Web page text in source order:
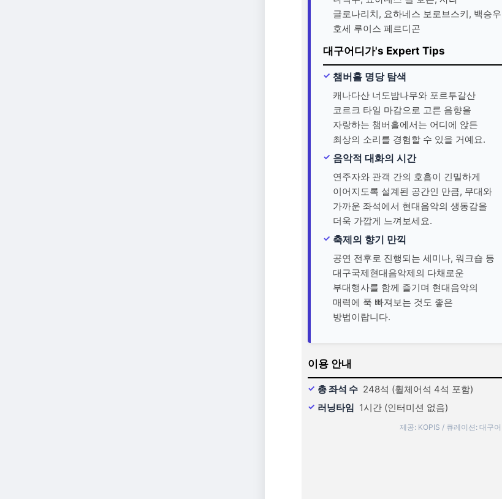
글로나리치, 요하네스 보로브스키, 백승
호세 루이스 페르디곤
대구어디가's Expert Tips
챔버홀 명당 탐색
캐나다산 너도밤나무와 포르투갈산
코르크 타일 마감으로 고른 음향을
자랑하는 챔버홀에서는 어디에 앉든
최상의 소리를 경험할 수 있을 거예요.
음악적 대화의 시간
연주자와 관객 간의 호흡이 긴밀하게
이어지도록 설계된 공간인 만큼, 무대와
가까운 좌석에서 현대음악의 생동감을
더욱 가깝게 느껴보세요.
축제의 향기 만끽
공연 전후로 진행되는 세미나, 워크숍 등
대구국제현대음악제의 다채로운
부대행사를 함께 즐기며 현대음악의
매력에 푹 빠져보는 것도 좋은
방법이랍니다.
이용 안내
총 좌석 수 248석 (휠체어석 4석 포함)
러닝타임 1시간 (인터미션 없음)
제공: KOPIS / 큐레이션: 대구